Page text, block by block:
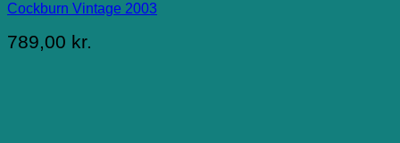
Cockburn Vintage 2003
789,00 kr.